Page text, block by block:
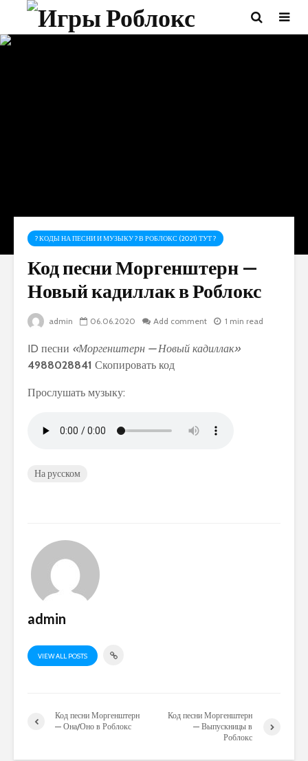
? КОДЫ НА ПЕСНИ И МУЗЫКУ ? В РОБЛОКС (2021) ТУТ ?
Код песни Моргенштерн —
Новый кадиллак в Роблокс
admin 06.06.2020 Add comment 1 min read
ID песни «Моргенштерн — Новый кадиллак»
4988028841 Скопировать код
Прослушать музыку:
На русском
admin
VIEW ALL POSTS
Код песни Моргенштерн
— Она/Оно в Роблокс
Код песни Моргенштерн
— Выпускницы в
Роблокс